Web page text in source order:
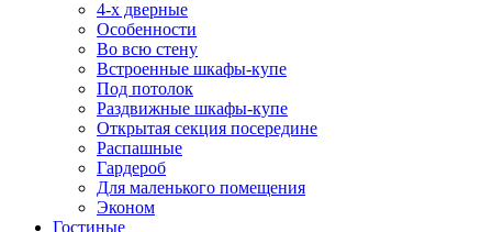
4-х дверные
Особенности
Во всю стену
Встроенные шкафы-купе
Под потолок
Раздвижные шкафы-купе
Открытая секция посередине
Распашные
Гардероб
Для маленького помещения
Эконом
Гостиные